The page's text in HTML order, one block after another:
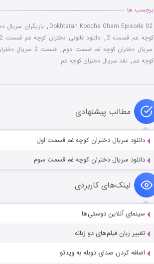
برچسب ها
Dokhtaran Kooche Gham Episode 02
, بازیگران سریال
کوچه غم قسمت 2 , دانلود قانونی دختران کوچه غم قسمت 2
سریال دختران کوچه غم قسمت دوم , قسمت 2 سریال دختران کوچه غم
کوچه غم , نقد سریال دختران کوچه غم
مطالب پیشنهادی
دانلود سریال دختران کوچه غم قسمت اول
دانلود سریال دختران کوچه غم قسمت سوم
لینک‌های کاربردی
سینمای آنلاین دوستی‌ها
تغییر زبان فیلم‌های دو زبانه
اضافه کردن صدای دوبله به ویدئو